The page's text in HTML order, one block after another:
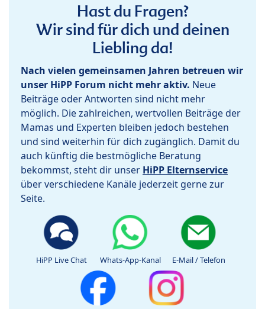
Hast du Fragen?
Wir sind für dich und deinen
Liebling da!
Nach vielen gemeinsamen Jahren betreuen wir
unser HiPP Forum nicht mehr aktiv. Neue
Beiträge oder Antworten sind nicht mehr
möglich. Die zahlreichen, wertvollen Beiträge der
Mamas und Experten bleiben jedoch bestehen
und sind weiterhin für dich zugänglich. Damit du
auch künftig die bestmögliche Beratung
bekommst, steht dir unser HiPP Elternservice
über verschiedene Kanäle jederzeit gerne zur
Seite.
HiPP Live Chat Whats-App-Kanal E-Mail / Telefon